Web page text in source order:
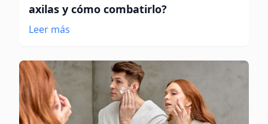
axilas y cómo combatirlo?
Leer más